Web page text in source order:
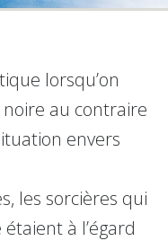
lorsqu’on
au contraire
envers
les sorcières qui
à l’égard